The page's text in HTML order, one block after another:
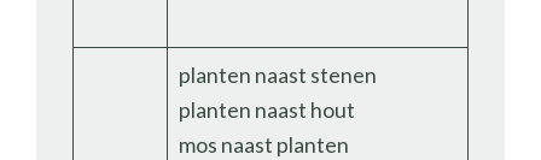
planten naast stenen
planten naast hout
mos naast planten